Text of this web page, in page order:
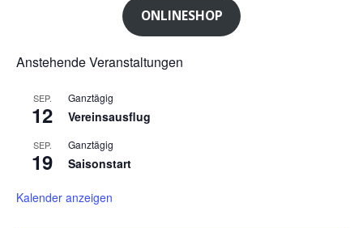
ONLINESHOP
Anstehende Veranstaltungen
SEP.
12
Ganztägig
Vereinsausflug
SEP.
19
Ganztägig
Saisonstart
Kalender anzeigen